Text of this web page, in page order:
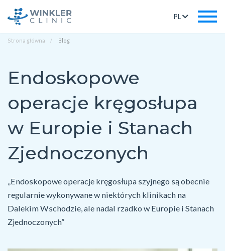
PL
Strona główna Blog
Endoskopowe
operacje kręgosłupa
w Europie i Stanach
Zjednoczonych
„Endoskopowe operacje kręgosłupa szyjnego są obecnie
regularnie wykonywane w niektórych klinikach na
Dalekim Wschodzie, ale nadal rzadko w Europie i Stanach
Zjednoczonych”